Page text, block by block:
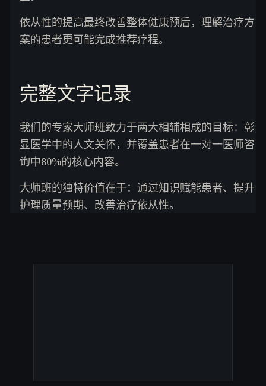
依从性的提高最终改善整体健康预后，理解治疗方
案的患者更可能完成推荐疗程。
完整文字记录
我们的专家大师班致力于两大相辅相成的目标：彰
显医学中的人文关怀，并覆盖患者在一对一医师咨
询中80%的核心内容。
大师班的独特价值在于：通过知识赋能患者、提升
护理质量预期、改善治疗依从性。